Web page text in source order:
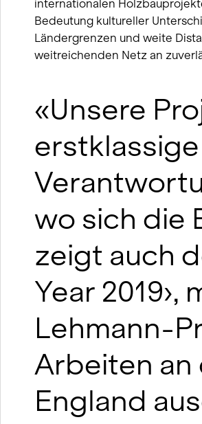
internationalen
Bedeutung kultureller
Ländergrenzen und weite
weitreichenden Netz an
«Unsere
wo sich die
zeigt auch
Year
Lehmann-
Arbeiten an
England